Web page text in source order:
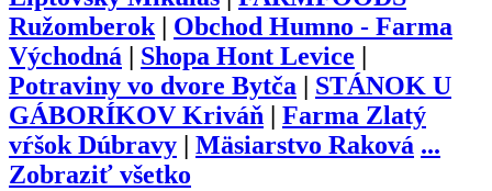
Ružomberok| Obchod Humno - Farma
Východná
Shopa Hont Levice
Potraviny vo dvore Bytča
STÁNOK U
GÁBORÍKOV Kriváň
Farma Zlatý
vŕšok Dúbravy
Mäsiarstvo Raková ...
Zobraziť všetko